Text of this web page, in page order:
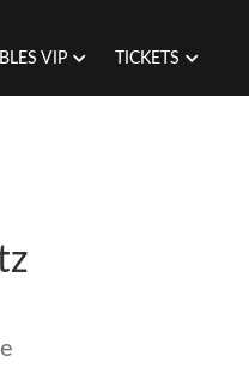
VIP TICKETS